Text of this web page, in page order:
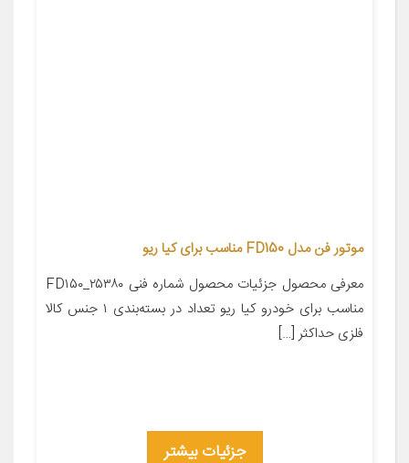
موتور فن مدل FD150 مناسب برای کیا ریو
معرفی محصول جزئیات محصول شماره فنی ۲۵۳۸۰_FD۱۵۰
مناسب برای خودرو کیا ریو تعداد در بسته‌بندی ۱ جنس کالا
فلزی حداکثر […]
جزئیات بیشتر